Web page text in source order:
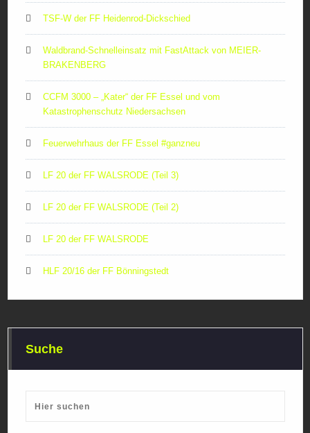
TSF-W der FF Heidenrod-Dickschied
Waldbrand-Schnelleinsatz mit FastAttack von MEIER-
BRAKENBERG
CCFM 3000 – „Kater“ der FF Essel und vom
Katastrophenschutz Niedersachsen
Feuerwehrhaus der FF Essel #ganzneu
LF 20 der FF WALSRODE (Teil 3)
LF 20 der FF WALSRODE (Teil 2)
LF 20 der FF WALSRODE
HLF 20/16 der FF Bönningstedt
Suche